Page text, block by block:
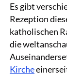
Es gibt
Rezeption
katholischen
die
Kirche